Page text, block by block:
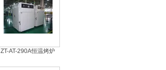
ZT-AT-290A恒温烤炉